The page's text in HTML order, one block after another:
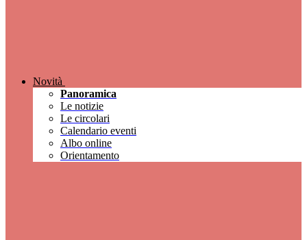
Novità
Panoramica
Le notizie
Le circolari
Calendario eventi
Albo online
Orientamento